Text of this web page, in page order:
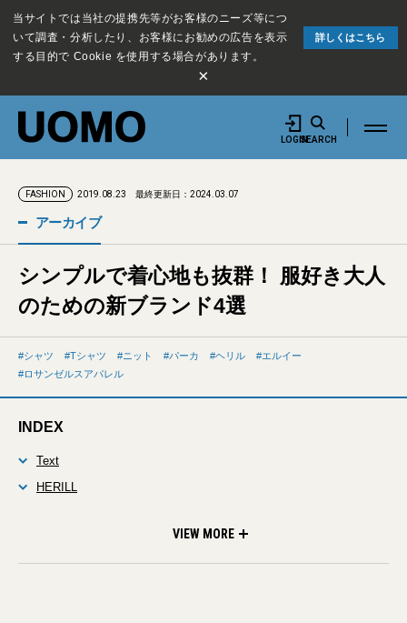
当サイトでは当社の提携先等がお客様のニーズ等につ
いて調査・分析したり、お客様にお勧めの広告を表示
する目的で Cookie を使用する場合があります。
詳しくはこちら
×
LOGINSEARCH
FASHION 2019.08.23 最終更新日：2024.03.07
アーカイブ
シンプルで着心地も抜群！ 服好き大人
のための新ブランド4選
シャツ Tシャツ ニット パーカ ヘリル
エルイー
ロサンゼルスアパレル
INDEX
Text
HERILL
VIEW MORE